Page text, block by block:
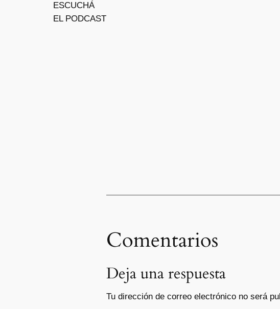
ESCUCHÁ
EL PODCAST
Comentarios
Deja una respuesta
Tu dirección de correo electrónico no será